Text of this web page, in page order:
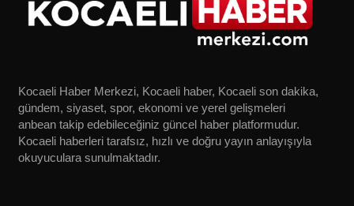
Kocaeli Haber Merkezi, Kocaeli haber, Kocaeli son dakika,
gündem, siyaset, spor, ekonomi ve yerel gelişmeleri
anbean takip edebileceğiniz güncel haber platformudur.
Kocaeli haberleri tarafsız, hızlı ve doğru yayın anlayışıyla
okuyuculara sunulmaktadır.